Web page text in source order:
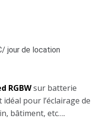
/ jour de location
RGBWsur batterie
idéal pour l’éclairage de
bâtiment, etc….